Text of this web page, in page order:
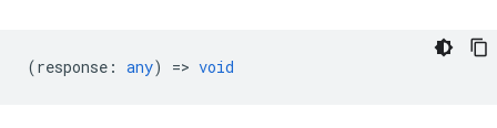
(response : any) => void